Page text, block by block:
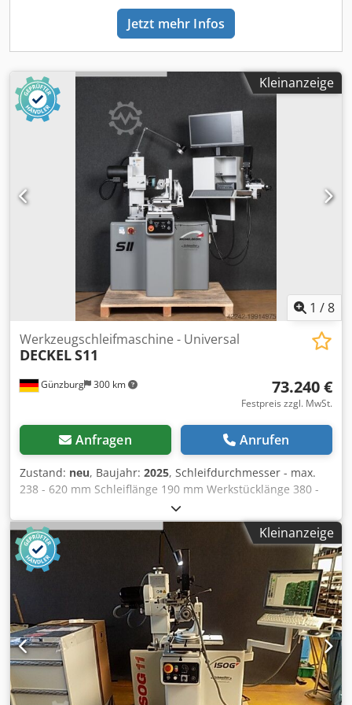
Jetzt mehr Infos
Kleinanzeige
1 /8
Günzburg 300 km
Werkzeugschleifmaschine - Universal
DECKELS11
73.240 €
Festpreis zzgl. MwSt.
Anfragen Anrufen
Zustand: neu, Baujahr: 2025, Schleifdurchmesser - max.
238 - 620 mm Schleiflänge 190 mm Werkstücklänge 380 -
940 mm Stromleistung 380 kVA Antriebsleistung -
Schleifmotor 1,1 kW Drehzahlen der Schleifspindel 2 -
10.000 U/min Gesamtleistungsbedarf 2,2 kW !!! Wir haben
nahezu alle Ersatzteile für Deckel S 11 Maschinen
lagerhaltig !!! * Maschine und Zubehör
Überholungsbaujahr 2025 mit CE - Kennzeichnung und 12
Monate Gewährleistung (Inland)! DECKEL S 11
WERKZEUGSCHLEIFMASCHINE - UNIVERSAL 400 V, 50 Hz,
mit CEE Stecker u. Kabel Farbe: 2 K Neulackierung Ständer
RAL 7005 Mausgrau Aufbau und Zubehör RAL 7035
Lichtgrau Dsdpfxjw U Eh Uo Ad Sock motorische
Höhenverstellung, axiale Schleifspindelverstellung *
Kleinanzeige